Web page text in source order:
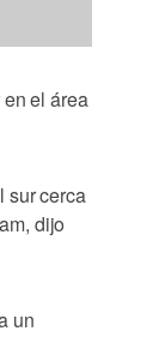
el área
sur cerca
dijo
un